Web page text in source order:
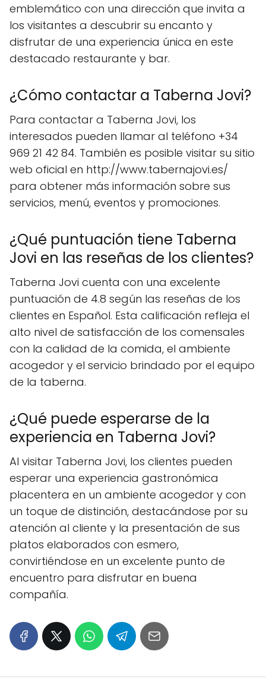
emblemático con una dirección que invita a
los visitantes a descubrir su encanto y
disfrutar de una experiencia única en este
destacado restaurante y bar.
¿Cómo contactar a Taberna Jovi?
Para contactar a Taberna Jovi, los
interesados pueden llamar al teléfono +34
969 21 42 84. También es posible visitar su sitio
web oficial en http://www.tabernajovi.es/
para obtener más información sobre sus
servicios, menú, eventos y promociones.
¿Qué puntuación tiene Taberna
Jovi en las reseñas de los clientes?
Taberna Jovi cuenta con una excelente
puntuación de 4.8 según las reseñas de los
clientes en Español. Esta calificación refleja el
alto nivel de satisfacción de los comensales
con la calidad de la comida, el ambiente
acogedor y el servicio brindado por el equipo
de la taberna.
¿Qué puede esperarse de la
experiencia en Taberna Jovi?
Al visitar Taberna Jovi, los clientes pueden
esperar una experiencia gastronómica
placentera en un ambiente acogedor y con
un toque de distinción, destacándose por su
atención al cliente y la presentación de sus
platos elaborados con esmero,
convirtiéndose en un excelente punto de
encuentro para disfrutar en buena
compañía.